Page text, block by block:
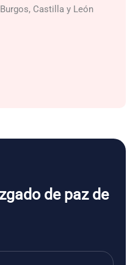
Castilla y León
de paz de